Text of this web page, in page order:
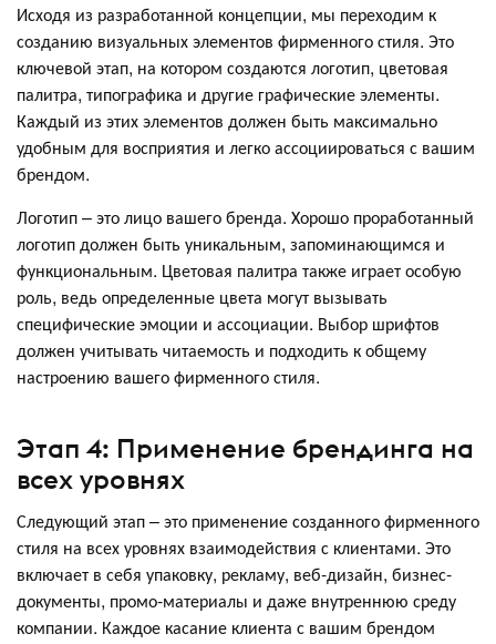
Исходя из разработанной концепции, мы переходим к
созданию визуальных элементов фирменного стиля. Это
ключевой этап, на котором создаются логотип, цветовая
палитра, типографика и другие графические элементы.
Каждый из этих элементов должен быть максимально
удобным для восприятия и легко ассоциироваться с вашим
брендом.
Логотип – это лицо вашего бренда. Хорошо проработанный
логотип должен быть уникальным, запоминающимся и
функциональным. Цветовая палитра также играет особую
роль, ведь определенные цвета могут вызывать
специфические эмоции и ассоциации. Выбор шрифтов
должен учитывать читаемость и подходить к общему
настроению вашего фирменного стиля.
Этап 4: Применение брендинга на
всех уровнях
Следующий этап – это применение созданного фирменного
стиля на всех уровнях взаимодействия с клиентами. Это
включает в себя упаковку, рекламу, веб-дизайн, бизнес-
документы, промо-материалы и даже внутреннюю среду
компании. Каждое касание клиента с вашим брендом